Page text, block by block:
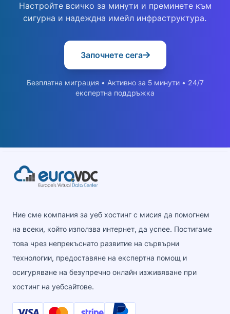
Настройте всичко за минути и преминете към
сигурна и надеждна имейл инфраструктура.
Започнете сега
Безплатна миграция • Активно за 5 минути • 24/7
експертна поддръжка
Ние сме компания за уеб хостинг с мисия да помогнем
на всеки, който използва интернет, да успее. Постигаме
това чрез непрекъснато развитие на сървърни
технологии, предоставяне на експертна помощ и
осигуряване на безупречно онлайн изживяване при
хостинг на уебсайтове.